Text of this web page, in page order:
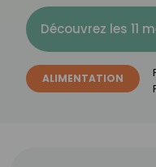
Découvrez les 11
ALIMENTATION